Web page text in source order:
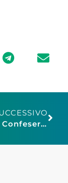
Auto: Faib Confesercenti, stop motori endotermici peserà su industria